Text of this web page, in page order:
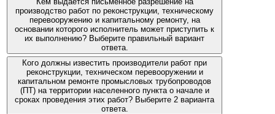
производство работ по реконструкции, техническому
перевооружению и капитальному ремонту, на
основании которого исполнитель может приступить к
их выполнению? Выберите правильный вариант
ответа.
Кого должны известить производители работ при
реконструкции, техническом перевооружении и
капитальном ремонте промысловых трубопроводов
(ПТ) на территории населенного пункта о начале и
сроках проведения этих работ? Выберите 2 варианта
ответа.